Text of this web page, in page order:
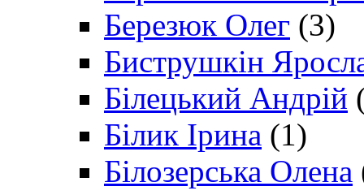
Березюк Олег (3)
Биструшкін
Білецький Андрій
Білик Ірина (1)
Білозерська Олена